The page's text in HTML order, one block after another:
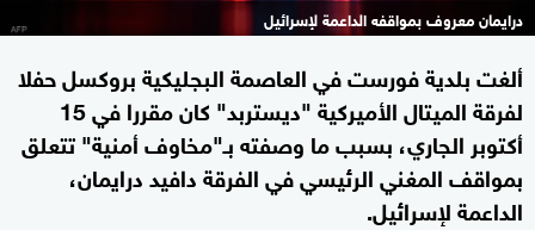
درايمان معروف بمواقفه الداعمة لإسرائيل
ألغت بلدية فورست في العاصمة البجليكية بروكسل حفلا
لفرقة الميتال الأميركية "ديستربد" كان مقررا في 15
أكتوبر الجاري، بسبب ما وصفته بـ"مخاوف أمنية" تتعلق
بمواقف المغني الرئيسي في الفرقة دافيد درايمان،
الداعمة لإسرائيل.